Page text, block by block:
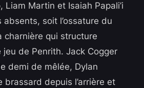
Liam Martin et Isaiah Papali’i
soit l’ossature du
charnière qui structure
de Penrith. Jack Cogger
demi de mêlée, Dylan
brassard depuis l’arrière et